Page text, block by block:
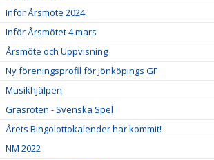
Inför Årsmöte 2024
Inför Årsmötet 4 mars
Årsmöte och Uppvisning
Ny föreningsprofil för Jönköpings GF
Musikhjälpen
Gräsroten - Svenska Spel
Årets Bingolottokalender har kommit!
NM 2022